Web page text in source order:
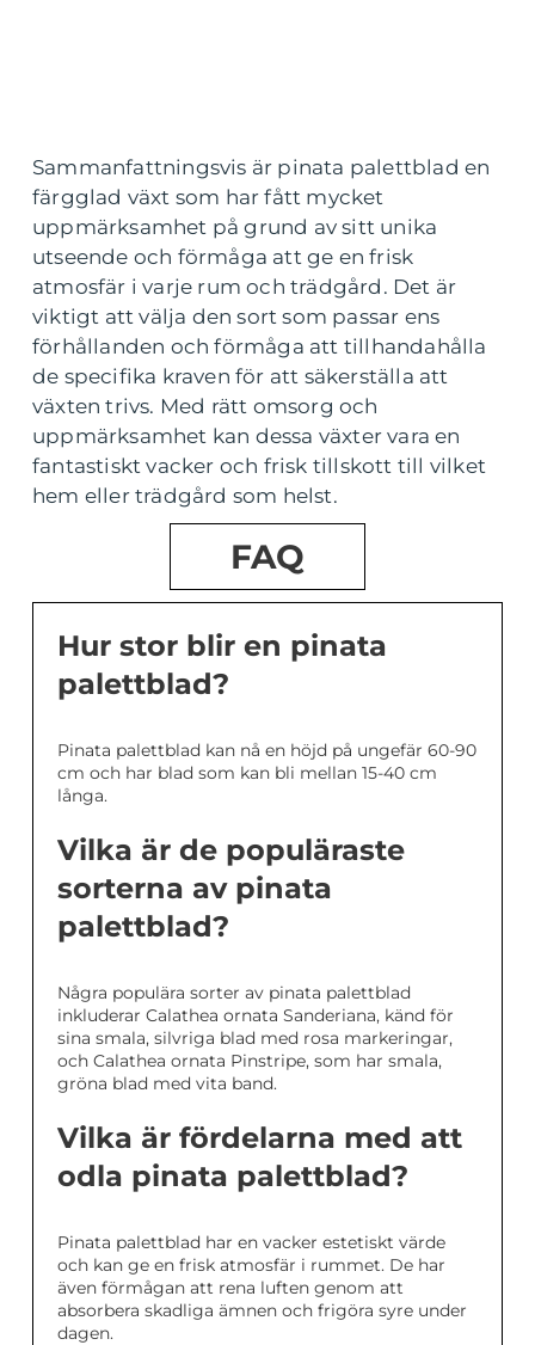
Sammanfattningsvis är pinata palettblad en
färgglad växt som har fått mycket
uppmärksamhet på grund av sitt unika
utseende och förmåga att ge en frisk
atmosfär i varje rum och trädgård. Det är
viktigt att välja den sort som passar ens
förhållanden och förmåga att tillhandahålla
de specifika kraven för att säkerställa att
växten trivs. Med rätt omsorg och
uppmärksamhet kan dessa växter vara en
fantastiskt vacker och frisk tillskott till vilket
hem eller trädgård som helst.
FAQ
Hur stor blir en pinata
palettblad?
Pinata palettblad kan nå en höjd på ungefär 60-90
cm och har blad som kan bli mellan 15-40 cm
långa.
Vilka är de populäraste
sorterna av pinata
palettblad?
Några populära sorter av pinata palettblad
inkluderar Calathea ornata Sanderiana, känd för
sina smala, silvriga blad med rosa markeringar,
och Calathea ornata Pinstripe, som har smala,
gröna blad med vita band.
Vilka är fördelarna med att
odla pinata palettblad?
Pinata palettblad har en vacker estetiskt värde
och kan ge en frisk atmosfär i rummet. De har
även förmågan att rena luften genom att
absorbera skadliga ämnen och frigöra syre under
dagen.